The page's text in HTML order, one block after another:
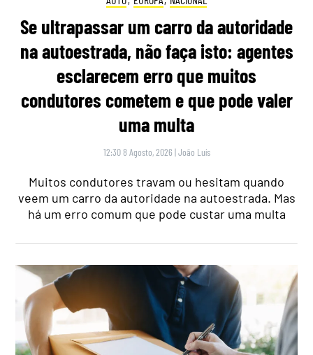
Se ultrapassar um carro da autoridade
na autoestrada, não faça isto: agentes
esclarecem erro que muitos
condutores cometem e que pode valer
uma multa
12:30 8 Agosto, 2026 |João Luís
Muitos condutores travam ou hesitam quando
veem um carro da autoridade na autoestrada. Mas
há um erro comum que pode custar uma multa